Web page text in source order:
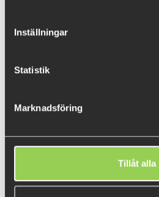
Inställningar
Statistik
Marknadsföring
Tillåt alla